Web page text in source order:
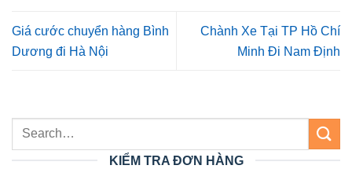
Giá cước chuyển hàng Bình
Dương đi Hà Nội
Chành Xe Tại TP Hồ Chí
Minh Đi Nam Định
KIỂM TRA ĐƠN HÀNG